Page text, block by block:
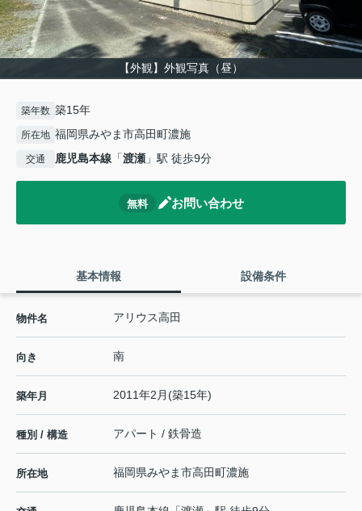
【外観】外観写真（昼）
築年数 築15年
所在地 福岡県みやま市高田町濃施
交通 鹿児島本線 「渡瀬 」駅 徒歩9分
無料 お問い合わせ
基本情報 設備条件
物件名 アリウス高田
向き 南
築年月 2011年2月(築15年)
種別 / 構造 アパート / 鉄骨造
所在地 福岡県みやま市高田町濃施